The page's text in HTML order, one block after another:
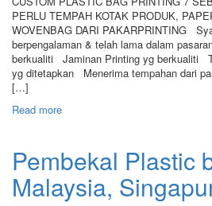
PERLU TEMPAH KOTAK PRODUK,
WOVENBAG DARI PAKARPRINTING
berpengalaman & telah lama dalam
berkualiti Jaminan Printing yg berkualiti
yg ditetapkan Menerima tempahan dari
[…]
Read more
Pembekal Plastic
Malaysia,